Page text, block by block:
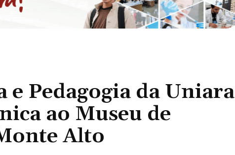
Pedagogia da Uniara
ao Museu de
Alto